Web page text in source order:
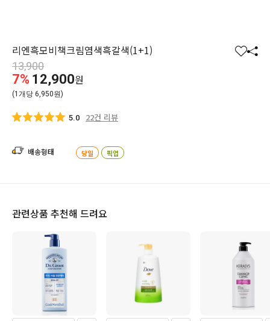
리엔흑모비책크림염색흑갈색(1+1)
찜 공
13,900
7% 12,900원
(1개당 6,950원)
5.0 22건 리뷰
배송형태 당일 픽업
관련상품 추천해 드려요